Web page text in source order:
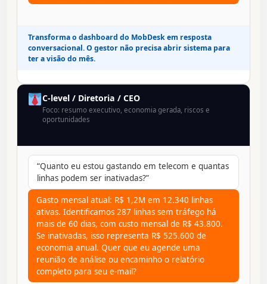
Transforma o dashboard do MobDesk em resposta
conversacional. O gestor não precisa abrir sistema para
ter a visão do mês.
C-level / Diretoria / CEO
Foco: resumo executivo, economia gerada, riscos e
oportunidades
“Quanto eu estou gastando em telecom e quantas
linhas podem ser inativadas?”
Gasto mensal atual: R$ 1,2M em 12.340 linhas
ativas. Identificamos 287 linhas sem tráfego há
mais de 60 dias, com custo mensal de R$ 43.800.
Se inativadas, isso representa R$ 525.600 de
economia anual. Quer que eu agende uma
reunião de análise ou encaminho o relatório
completo para seu e-mail?